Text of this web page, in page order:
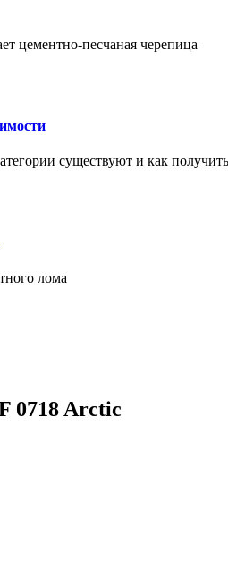
цементно-песчаная черепица
существуют и как
лома
0718 Arctic